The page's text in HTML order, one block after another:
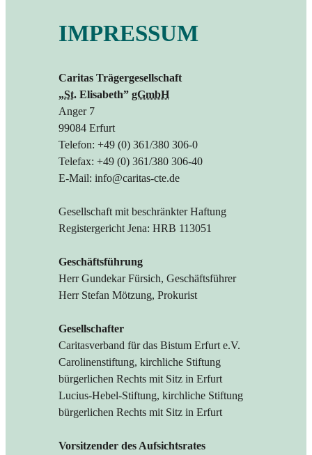
IMPRESSUM
Caritas Trägergesellschaft
„St. Elisabeth” gGmbH
Anger 7
99084 Erfurt
Telefon: +49 (0) 361/380 306-0
Telefax: +49 (0) 361/380 306-40
E-Mail: info@caritas-cte.de
Gesellschaft mit beschränkter Haftung
Registergericht Jena: HRB 113051
Geschäftsführung
Herr Gundekar Fürsich, Geschäftsführer
Herr Stefan Mötzung, Prokurist
Gesellschafter
Caritasverband für das Bistum Erfurt e.V.
Carolinenstiftung, kirchliche Stiftung
bürgerlichen Rechts mit Sitz in Erfurt
Lucius-Hebel-Stiftung, kirchliche Stiftung
bürgerlichen Rechts mit Sitz in Erfurt
Vorsitzender des Aufsichtsrates